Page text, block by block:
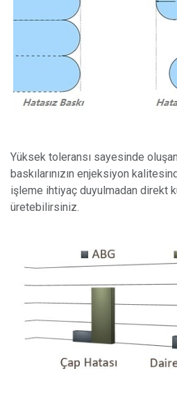
Yüksek toleransı sayesinde
baskılarınızın enjeksiyon
işleme ihtiyaç duyulmadan direkt
üretebilirsiniz.